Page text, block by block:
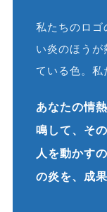
私たちのロゴ
い炎のほうが
ている色。私
あなたの情
鳴して、そ
人を動かす
の炎を、成